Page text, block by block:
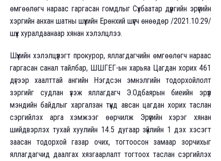
өмгөөлөгч нараас гаргасан гомдлыг Сүхбаатар дүүргийн эрүүгийн
хэргийн анхан шатны шүүхийн Ерөнхий шүүгч өнөөдөр /2021.10.29/
шүүх хуралдаанаар хянан хэлэлцлээ.
Шүүхийн хэлэлцүүлэгт прокурор, яллагдагчийн өмгөөлөгч нараас
гаргасан санал тайлбар, ШШГЕГ-ын харьяа Цагдан хорих 461
дүгээр хаалттай ангийн Нэгдсэн эмнэлгийн тодорхойлолт
зэргийг судлан үзэж яллагдагч Э.Одбаярын биеийн эрүүл
мэндийн байдлыг харгалзан түүнд авсан цагдан хорих таслан
сэргийлэх арга хэмжээг өөрчилж Эрүүгийн хэрэг хянан
шийдвэрлэх тухай хуулийн 14.5 дугаар зүйлийн 1 дэх хэсэгт
заасан тодорхой газар очих, тогтоосон замаар зорчихыг
яллагдагчид даалгах хязгаарлалт тогтоох таслан сэргийлэх